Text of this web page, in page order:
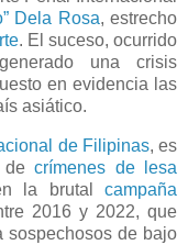
Dela Rosa, estrecho
. El suceso, ocurrido
una crisis
en evidencia las
asiático.
de Filipinas, es
decrímenes de lesa
la brutal campaña
2016 y 2022, que
sospechosos de bajo